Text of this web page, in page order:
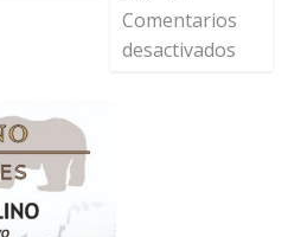
Comentarios
desactivados